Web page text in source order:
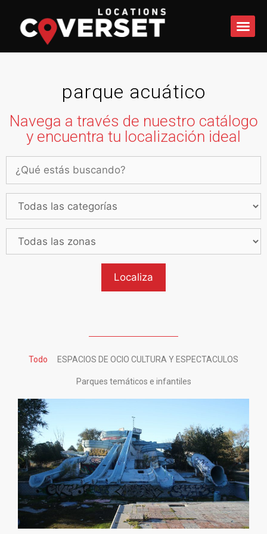
parque acuático
Navega a través de nuestro catálogo
y encuentra tu localización ideal
Todo ESPACIOS DE OCIO CULTURA Y ESPECTACULOS
Parques temáticos e infantiles